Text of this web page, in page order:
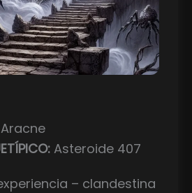
Aracne
Asteroide 407
– clandestina